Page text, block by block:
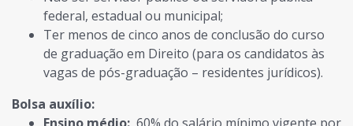
federal, estadual ou municipal;
Ter menos de cinco anos de conclusão do curso
de graduação em Direito (para os candidatos às
vagas de pós-graduação – residentes jurídicos).
Bolsa auxílio:
Ensino médio: 60% do salário mínimo vigente por